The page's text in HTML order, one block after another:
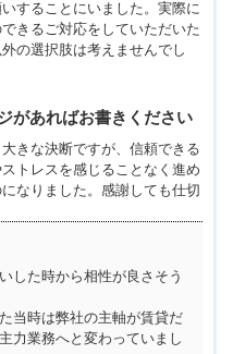
することにいました。実際に
きるご対応をしていただいた
の選択肢は考えませんでし
があればお書きください
きな決断ですが、信頼できる
トレスを感じることなく進め
なりました。感謝しても仕切
した時から相性が良さそう
当時は弊社の主軸が賃貸だ
力業務へと変わっていまし